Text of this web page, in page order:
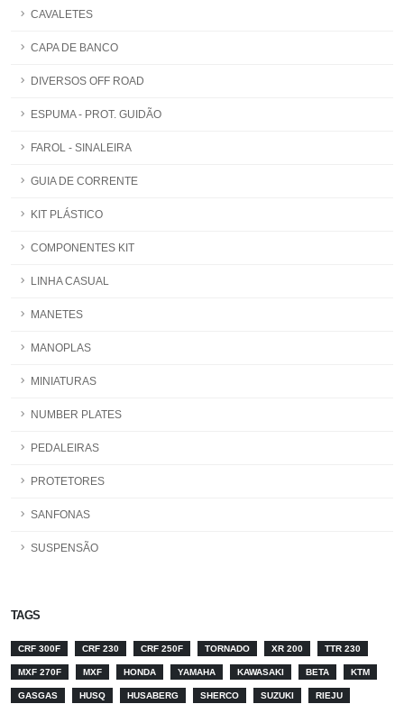
CAVALETES
CAPA DE BANCO
DIVERSOS OFF ROAD
ESPUMA - PROT. GUIDÃO
FAROL - SINALEIRA
GUIA DE CORRENTE
KIT PLÁSTICO
COMPONENTES KIT
LINHA CASUAL
MANETES
MANOPLAS
MINIATURAS
NUMBER PLATES
PEDALEIRAS
PROTETORES
SANFONAS
SUSPENSÃO
TAGS
CRF 300F CRF 230 CRF 250F TORNADO XR 200 TTR 230
MXF 270F MXF HONDA YAMAHA KAWASAKI BETA KTM
GASGAS HUSQ HUSABERG SHERCO SUZUKI RIEJU